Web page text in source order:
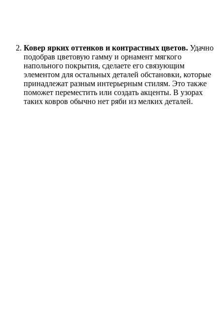
Ковер ярких оттенков и контрастных цветов. Удачно
подобрав цветовую гамму и орнамент мягкого
напольного покрытия, сделаете его связующим
элементом для остальных деталей обстановки, которые
принадлежат разным интерьерным стилям. Это также
поможет переместить или создать акценты. В узорах
таких ковров обычно нет ряби из мелких деталей.